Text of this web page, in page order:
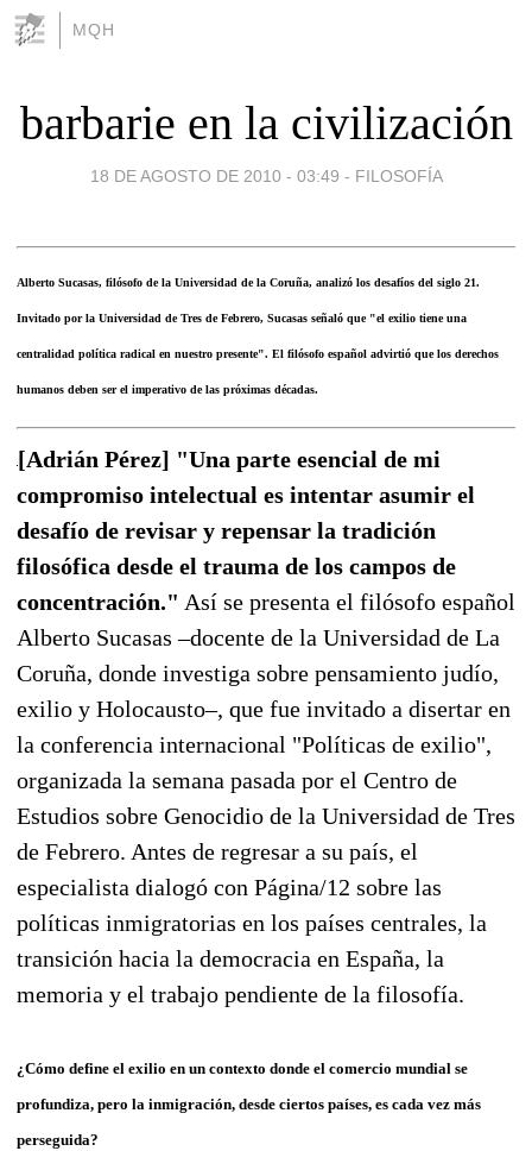
MQH
barbarie en la civilización
18 DE AGOSTO DE 2010 - 03:49 - FILOSOFÍA
Alberto Sucasas, filósofo de la Universidad de la Coruña, analizó los desafíos del siglo 21.
Invitado por la Universidad de Tres de Febrero, Sucasas señaló que "el exilio tiene una
centralidad política radical en nuestro presente". El filósofo español advirtió que los derechos
humanos deben ser el imperativo de las próximas décadas.
[Adrián Pérez] "Una parte esencial de mi
compromiso intelectual es intentar asumir el
desafío de revisar y repensar la tradición
filosófica desde el trauma de los campos de
concentración." Así se presenta el filósofo español
Alberto Sucasas –docente de la Universidad de La
Coruña, donde investiga sobre pensamiento judío,
exilio y Holocausto–, que fue invitado a disertar en
la conferencia internacional "Políticas de exilio",
organizada la semana pasada por el Centro de
Estudios sobre Genocidio de la Universidad de Tres
de Febrero. Antes de regresar a su país, el
especialista dialogó con Página/12 sobre las
políticas inmigratorias en los países centrales, la
transición hacia la democracia en España, la
memoria y el trabajo pendiente de la filosofía.
¿Cómo define el exilio en un contexto donde el comercio mundial se
profundiza, pero la inmigración, desde ciertos países, es cada vez más
perseguida?